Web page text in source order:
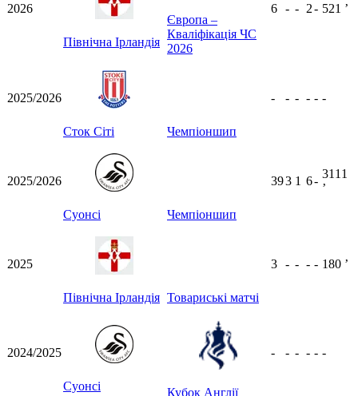
2026
Північна Ірландія
Європа –
Кваліфікація ЧС
2026
6 - - 2- 521 ʼ
2025/2026
Сток Сіті Чемпіоншип
- - - - - -
2025/2026
Суонсі Чемпіоншип
393 1 6-
3111
ʼ
2025
Північна Ірландія Товариські матчі
3 - - - - 180 ʼ
2024/2025
Суонсі Кубок Англії
- - - - - -